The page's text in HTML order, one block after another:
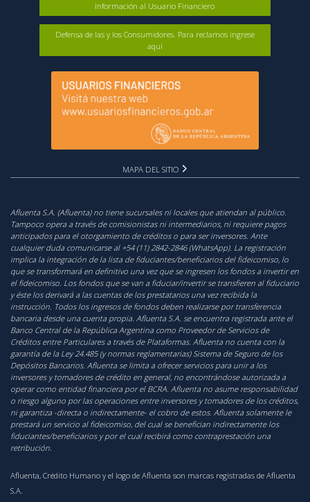
Información al Usuario Financiero
Defensa de las y los Consumidores. Para reclamos ingrese
aquí
MAPA DEL SITIO
Afluenta S.A. (Afluenta) no tiene sucursales ni locales que atiendan al público.
Tampoco opera a través de comisionistas ni intermediarios, ni requiere pagos
anticipados para el otorgamiento de créditos o para ser inversores. Ante
cualquier duda comunicarse al +54 (11) 2842-2846 (WhatsApp). La registración
implica la integración de la lista de fiduciantes/beneficiarios del fideicomiso, lo
que se transformará en definitivo una vez que se ingresen los fondos a invertir en
el fideicomiso. Los fondos que se van a fiduciar/invertir se transfieren al fiduciario
y éste los derivará a las cuentas de los prestatarios una vez recibida la
instrucción. Todos los ingresos de fondos deben realizarse por transferencia
bancaria desde una cuenta propia. Afluenta S.A. se encuentra registrada ante el
Banco Central de la República Argentina como Proveedor de Servicios de
Créditos entre Particulares a través de Plataformas. Afluenta no cuenta con la
garantía de la Ley 24.485 (y normas reglamentarias) Sistema de Seguro de los
Depósitos Bancarios. Afluenta se limita a ofrecer servicios para unir a los
inversores y tomadores de crédito en general, no encontrándose autorizada a
operar como entidad financiera por el BCRA. Afluenta no asume responsabilidad
o riesgo alguno por las operaciones entre inversores y tomadores de los créditos,
ni garantiza -directa o indirectamente- el cobro de estos. Afluenta solamente le
prestará un servicio al fideicomiso, del cual se benefician indirectamente los
fiduciantes/beneficiarios y por el cual recibirá como contraprestación una
retribución.
Afluenta, Crédito Humano y el logo de Afluenta son marcas registradas de Afluenta
S.A.